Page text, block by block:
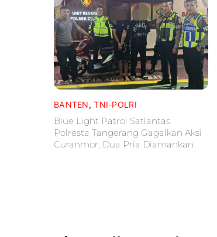
BANTEN,TNI-POLRI
Blue Light Patrol Satlantas
Polresta Tangerang Gagalkan Aksi
Curanmor, Dua Pria Diamankan